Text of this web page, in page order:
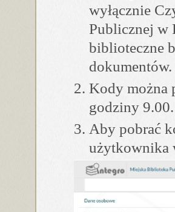
wyłącznie
Publicznej w
biblioteczne
dokumentów.
Kody można
godziny 9.00.
Aby pobrać
użytkownika